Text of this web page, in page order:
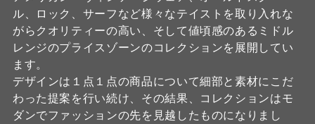
ル、ロック、サーフなど様々なテイストを取り入れな
がらクオリティーの高い、そして値頃感のあるミドル
レンジのプライスゾーンのコレクションを展開してい
ます。
デザインは１点１点の商品について細部と素材にこだ
わった提案を行い続け、その結果、コレクションはモ
ダンでファッションの先を見越したものになりまし